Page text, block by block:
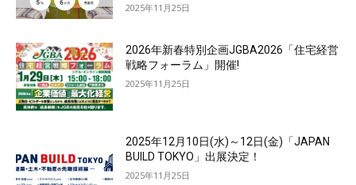
2025年11月25日
2026年新春特別企画JGBA2026「住宅経営
戦略フォーラム」開催!
2025年11月25日
2025年12月10日(水)～12日(金)「JAPAN
BUILD TOKYO」出展決定！
2025年11月25日